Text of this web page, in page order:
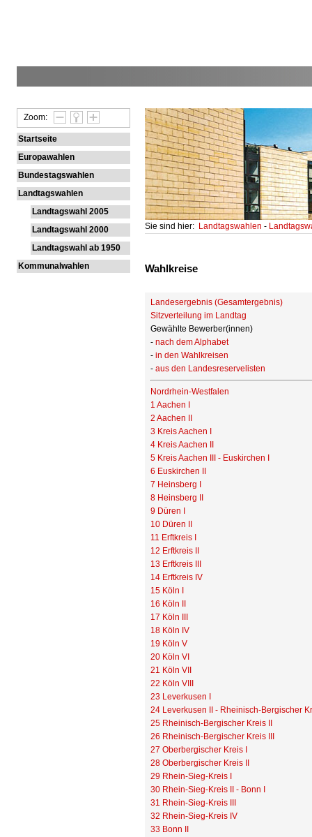
Zoom:
Startseite
Europawahlen
Bundestagswahlen
Landtagswahlen
Landtagswahl 2005
Landtagswahl 2000
Landtagswahl ab 1950
Kommunalwahlen
Sie sind hier: Landtagswahlen-
Wahlkreise
Landesergebnis (Gesamtergebnis)
Sitzverteilung im Landtag
Gewählte Bewerber(innen)
-nach dem Alphabet
-in den Wahlkreisen
-aus den Landesreservelisten
Nordrhein-Westfalen
1 Aachen I
2 Aachen II
3 Kreis Aachen I
4 Kreis Aachen II
5 Kreis Aachen III - Euskirchen I
6 Euskirchen II
7 Heinsberg I
8 Heinsberg II
9 Düren I
10 Düren II
11 Erftkreis I
12 Erftkreis II
13 Erftkreis III
14 Erftkreis IV
15 Köln I
16 Köln II
17 Köln III
18 Köln IV
19 Köln V
20 Köln VI
21 Köln VII
22 Köln VIII
23 Leverkusen I
24 Leverkusen II - Rheinisch-Bergischer
25 Rheinisch-Bergischer Kreis II
26 Rheinisch-Bergischer Kreis III
27 Oberbergischer Kreis I
28 Oberbergischer Kreis II
29 Rhein-Sieg-Kreis I
30 Rhein-Sieg-Kreis II - Bonn I
31 Rhein-Sieg-Kreis III
32 Rhein-Sieg-Kreis IV
33 Bonn II